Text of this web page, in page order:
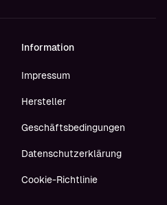
Information
Impressum
Hersteller
Geschäftsbedingungen
Datenschutzerklärung
Cookie-Richtlinie